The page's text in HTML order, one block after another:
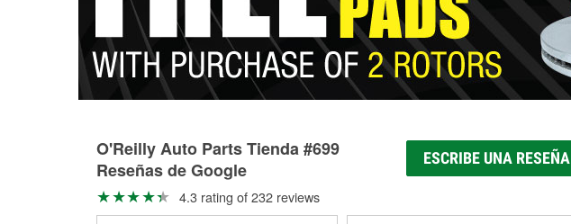
O'Reilly Auto Parts Tienda #699
Reseñas de Google
ESCRIBE UNA RESEÑA
4.3 rating of 232 reviews